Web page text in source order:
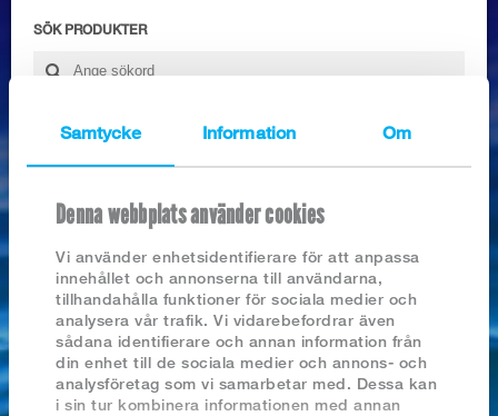
Samtycke Information Om
Denna webbplats använder cookies
Vi använder enhetsidentifierare för att anpassa
innehållet och annonserna till användarna,
tillhandahålla funktioner för sociala medier och
analysera vår trafik. Vi vidarebefordrar även
sådana identifierare och annan information från
din enhet till de sociala medier och annons- och
analysföretag som vi samarbetar med. Dessa kan
i sin tur kombinera informationen med annan
SÖK PRODUKTER
2026
2024
2023
2022
2021
2020
2019
2018
TORSKLOINS M/S MSC